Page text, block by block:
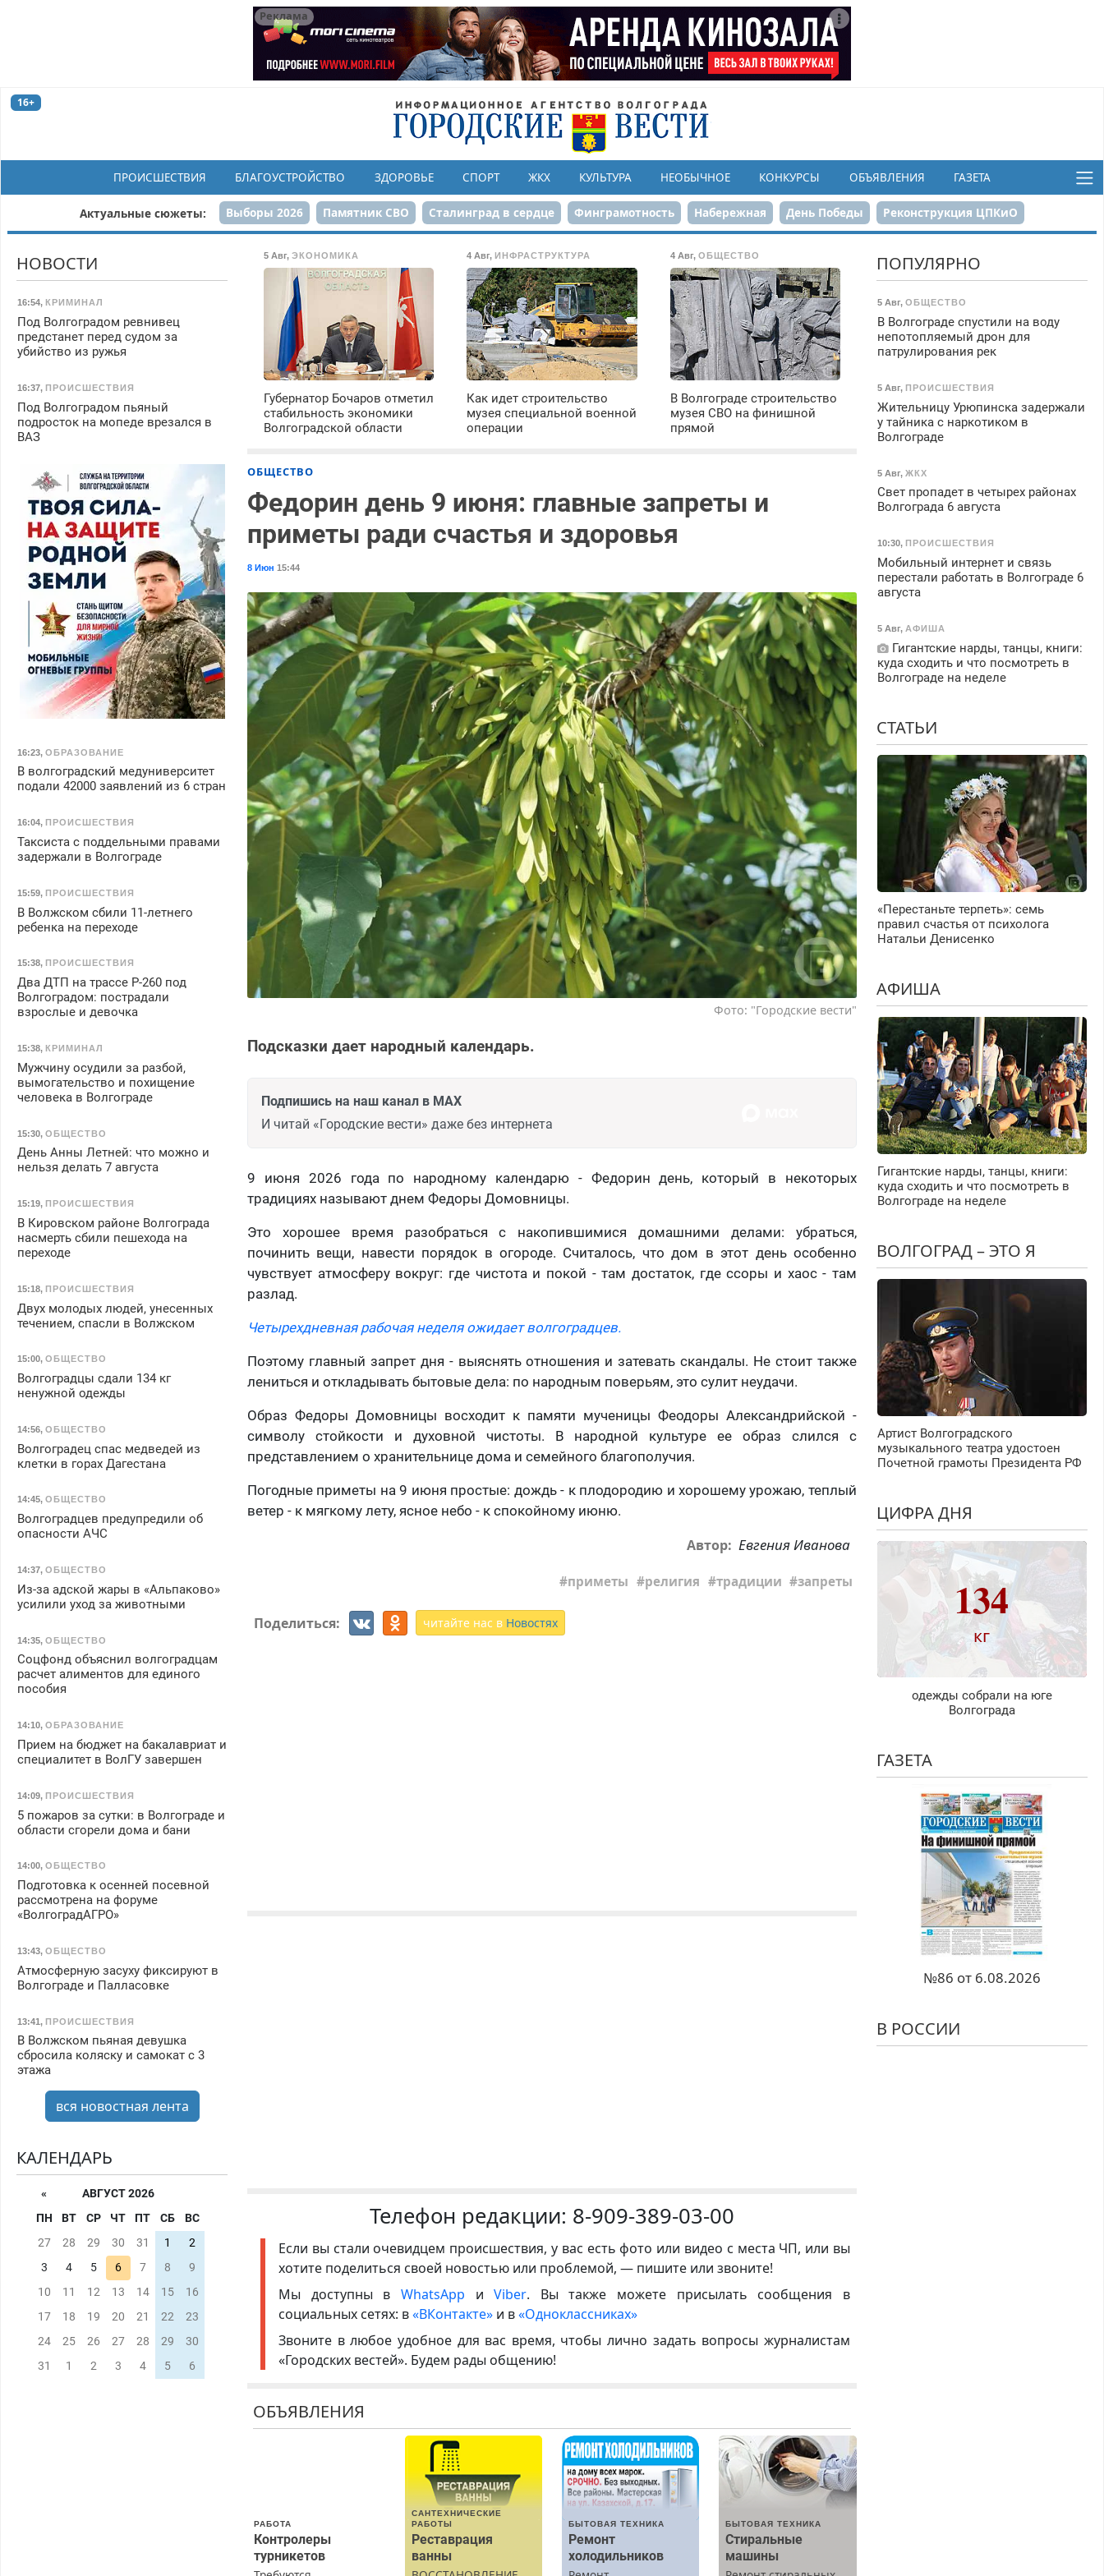
Реклама
16+
ПРОИСШЕСТВИЯ БЛАГОУСТРОЙСТВО ЗДОРОВЬЕ СПОРТ ЖКХ КУЛЬТУРА НЕОБЫЧНОЕ КОНКУРСЫ ОБЪЯВЛЕНИЯ ГАЗЕТА
Актуальные сюжеты: Выборы 2026 Памятник СВО Сталинград в сердце Финграмотность Набережная День Победы Реконструкция ЦПКиО
80-летие Победы Парк Героев-летчиков
5 Авг,ЭКОНОМИКА
Губернатор Бочаров отметил
стабильность экономики
Волгоградской области
4 Авг, ИНФРАСТРУКТУРА
Как идет строительство
музея специальной военной
операции
4 Авг, ОБЩЕСТВО
В Волгограде строительство
музея СВО на финишной
прямой
ОБЩЕСТВО
Федорин день 9 июня: главные запреты и
приметы ради счастья и здоровья
8 Июн 15:44
Фото: "Городские вести"
Подсказки дает народный календарь.
Подпишись на наш канал в MAX
И читай «Городские вести» даже без интернета
9 июня 2026 года по народному календарю - Федорин день, который в некоторых
традициях называют днем Федоры Домовницы.
Это хорошее время разобраться с накопившимися домашними делами: убраться,
починить вещи, навести порядок в огороде. Считалось, что дом в этот день особенно
чувствует атмосферу вокруг: где чистота и покой - там достаток, где ссоры и хаос - там
разлад.
Четырехдневная рабочая неделя ожидает волгоградцев.
Поэтому главный запрет дня - выяснять отношения и затевать скандалы. Не стоит также
лениться и откладывать бытовые дела: по народным поверьям, это сулит неудачи.
Образ Федоры Домовницы восходит к памяти мученицы Феодоры Александрийской -
символу стойкости и духовной чистоты. В народной культуре ее образ слился с
представлением о хранительнице дома и семейного благополучия.
Погодные приметы на 9 июня простые: дождь - к плодородию и хорошему урожаю, теплый
ветер - к мягкому лету, ясное небо - к спокойному июню.
Автор: Евгения Иванова
приметы религия традиции запреты
Поделиться: читайте нас в Новостях
Телефон редакции: 8-909-389-03-00
Если вы стали очевидцем происшествия, у вас есть фото или видео с места ЧП, или вы
хотите поделиться своей новостью или проблемой, — пишите или звоните!
Мы доступны в WhatsApp иViber. Вы также можете присылать сообщения в
социальных сетях: в«ВКонтакте» и в«Одноклассниках»
Звоните в любое удобное для вас время, чтобы лично задать вопросы журналистам
«Городских вестей». Будем рады общению!
ОБЪЯВЛЕНИЯ
РАБОТА
Контролеры
турникетов
САНТЕХНИЧЕСКИЕ
РАБОТЫ
Реставрация
ванны
БЫТОВАЯ ТЕХНИКА
Ремонт
холодильников
БЫТОВАЯ ТЕХНИКА
Стиральные
машины
НОВОСТИ
16:54, КРИМИНАЛ
Под Волгоградом ревнивец
предстанет перед судом за
убийство из ружья
16:37, ПРОИСШЕСТВИЯ
Под Волгоградом пьяный
подросток на мопеде врезался в
ВАЗ
16:23, ОБРАЗОВАНИЕ
В волгоградский медуниверситет
подали 42000 заявлений из 6 стран
16:04, ПРОИСШЕСТВИЯ
Таксиста с поддельными правами
задержали в Волгограде
15:59, ПРОИСШЕСТВИЯ
В Волжском сбили 11-летнего
ребенка на переходе
15:38, ПРОИСШЕСТВИЯ
Два ДТП на трассе Р-260 под
Волгоградом: пострадали
взрослые и девочка
15:38, КРИМИНАЛ
Мужчину осудили за разбой,
вымогательство и похищение
человека в Волгограде
15:30, ОБЩЕСТВО
День Анны Летней: что можно и
нельзя делать 7 августа
15:19, ПРОИСШЕСТВИЯ
В Кировском районе Волгограда
насмерть сбили пешехода на
переходе
15:18, ПРОИСШЕСТВИЯ
Двух молодых людей, унесенных
течением, спасли в Волжском
15:00, ОБЩЕСТВО
Волгоградцы сдали 134 кг
ненужной одежды
14:56, ОБЩЕСТВО
Волгоградец спас медведей из
клетки в горах Дагестана
14:45, ОБЩЕСТВО
Волгоградцев предупредили об
опасности АЧС
14:37, ОБЩЕСТВО
Из-за адской жары в «Альпаково»
усилили уход за животными
14:35, ОБЩЕСТВО
Соцфонд объяснил волгоградцам
расчет алиментов для единого
пособия
14:10, ОБРАЗОВАНИЕ
Прием на бюджет на бакалавриат и
специалитет в ВолГУ завершен
14:09, ПРОИСШЕСТВИЯ
5 пожаров за сутки: в Волгограде и
области сгорели дома и бани
14:00, ОБЩЕСТВО
Подготовка к осенней посевной
рассмотрена на форуме
«ВолгоградАГРО»
13:43, ОБЩЕСТВО
Атмосферную засуху фиксируют в
Волгограде и Палласовке
13:41, ПРОИСШЕСТВИЯ
В Волжском пьяная девушка
сбросила коляску и самокат с 3
этажа
вся новостная лента
КАЛЕНДАРЬ
«
АВГУСТ 2026
ПН
ВТ СР ЧТ ПТ СБ
ВС
27
28 29 30 31 1
2
3
4 5 6 7 8
9
10
11 12 13 14 15
16
17
18 19 20 21 22
23
24
25 26 27 28 29
30
31
1 2 3 4 5 6
ПОПУЛЯРНО
5 Авг, ОБЩЕСТВО
В Волгограде спустили на воду
непотопляемый дрон для
патрулирования рек
5 Авг, ПРОИСШЕСТВИЯ
Жительницу Урюпинска задержали
у тайника с наркотиком в
Волгограде
5 Авг, ЖКХ
Свет пропадет в четырех районах
Волгограда 6 августа
10:30, ПРОИСШЕСТВИЯ
Мобильный интернет и связь
перестали работать в Волгограде 6
августа
5 Авг, АФИША
Гигантские нарды, танцы, книги:
куда сходить и что посмотреть в
Волгограде на неделе
СТАТЬИ
«Перестаньте терпеть»: семь
правил счастья от психолога
Натальи Денисенко
АФИША
Гигантские нарды, танцы, книги:
куда сходить и что посмотреть в
Волгограде на неделе
ВОЛГОГРАД – ЭТО Я
Артист Волгоградского
музыкального театра удостоен
Почетной грамоты Президента РФ
ЦИФРА ДНЯ
134
кг
одежды собрали на юге
Волгограда
ГАЗЕТА
№86 от 6.08.2026
В РОССИИ